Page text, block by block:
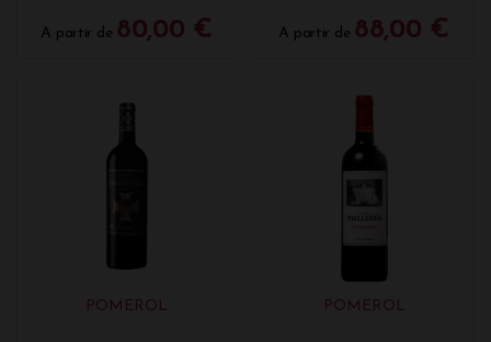
A partir de 80,00 € A partir de 88,00 €
POMEROL POMEROL